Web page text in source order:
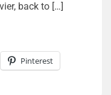
back to […]
Pinterest